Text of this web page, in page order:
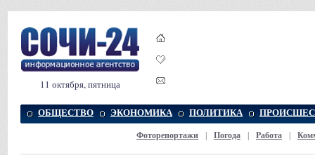
11 октября, пятница
ОБЩЕСТВО ЭКОНОМИКА ПОЛИТИКА
Фоторепортажи Погода Работа